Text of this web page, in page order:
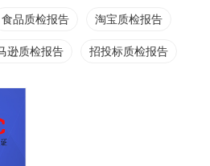
食品质检报告 淘宝质检报告
逊质检报告 招投标质检报告